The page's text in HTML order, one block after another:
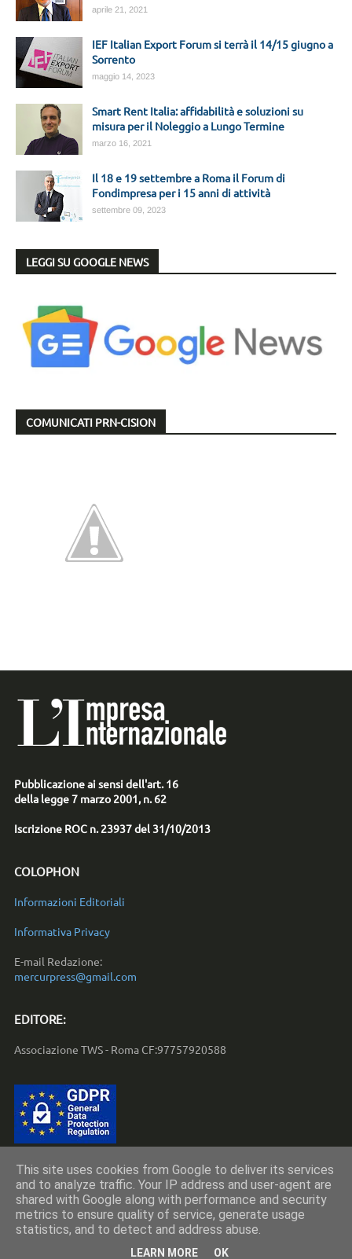
aprile 21, 2021
IEF Italian Export Forum si terrà il 14/15 giugno a
Sorrento
maggio 14, 2023
Smart Rent Italia: affidabilità e soluzioni su
misura per il Noleggio a Lungo Termine
marzo 16, 2021
Il 18 e 19 settembre a Roma il Forum di
Fondimpresa per i 15 anni di attività
settembre 09, 2023
LEGGI SU GOOGLE NEWS
COMUNICATI PRN-CISION
Pubblicazione ai sensi dell'art. 16
della legge 7 marzo 2001, n. 62
Iscrizione ROC n. 23937 del 31/10/2013
COLOPHON
Informazioni Editoriali
Informativa Privacy
E-mail Redazione:
mercurpress@gmail.com
EDITORE:
Associazione TWS - Roma CF:97757920588
Copyright © 2010-2023 byAssociazione TWS - Roma
CF:97757920588
This site uses cookies from Google to deliver its services
and to analyze traffic. Your IP address and user-agent are
shared with Google along with performance and security
metrics to ensure quality of service, generate usage
statistics, and to detect and address abuse.
LEARN MORE OK